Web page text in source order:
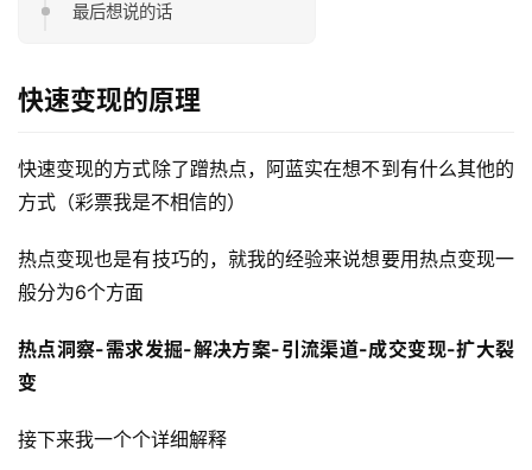
最后想说的话
快速变现的原理
快速变现的方式除了蹭热点，阿蓝实在想不到有什么其他的
方式（彩票我是不相信的）
热点变现也是有技巧的，就我的经验来说想要用热点变现一
般分为6个方面
热点洞察-需求发掘-解决方案-引流渠道-成交变现-扩大裂
变
接下来我一个个详细解释